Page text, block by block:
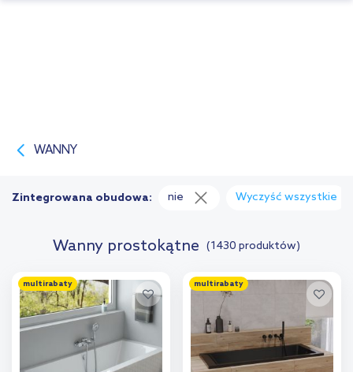
WANNY
Wanny prostokątne (1430 produktów)
Zintegrowana obudowa: nie Wyczyść wszystkie
multirabaty multirabaty